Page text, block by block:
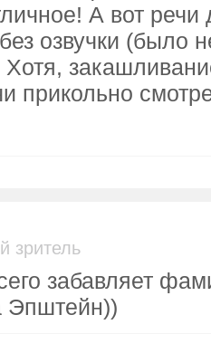
А вот речи
озвучки (было
прикольно
зритель
забавляет
Эпштейн))